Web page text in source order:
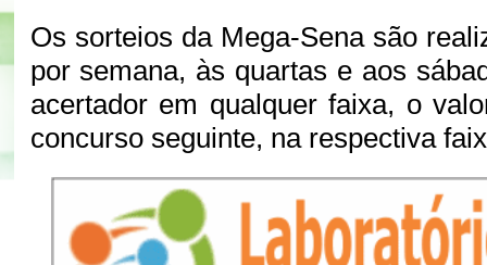
Os sorteios da Mega-Sena são
por semana, às quartas e aos
acertador em qualquer faixa, o
concurso seguinte, na respectiva